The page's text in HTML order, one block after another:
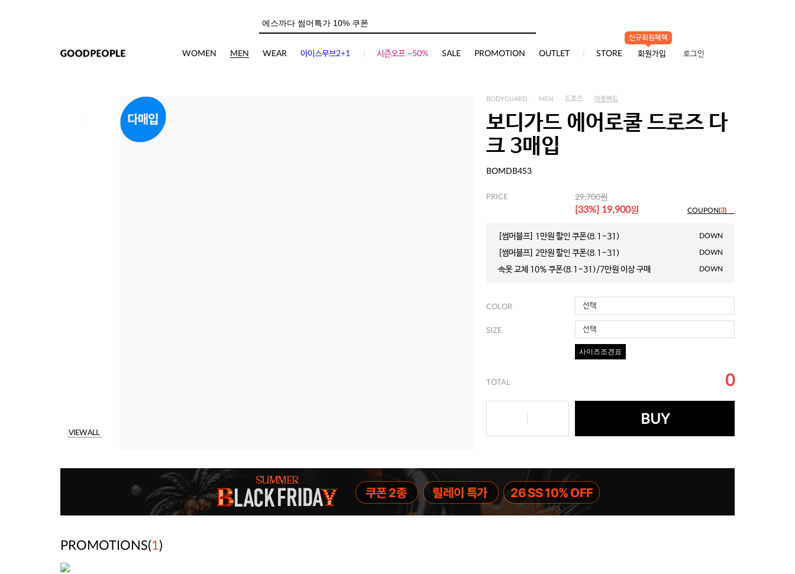
WOMEN MEN WEAR 아이스무브2+1 시즌오프 ~50% SALE PROMOTION OUTLET STORE
신규회원혜택
회원가입 로그인
VIEW ALL
BODYGUARD. MEN 드로즈 아웃밴드
보디가드 에어로쿨 드로즈 다
크 3매입
BOMDB4S3
PRICE 29,700원
[33%] 19,900원 COUPON(3)
[썸머블프] 1만원 할인 쿠폰(8.1~31) DOWN
[썸머블프] 2만원 할인 쿠폰(8.1~31) DOWN
속옷 교체 10% 쿠폰(8.1~31)/7만원 이상 구매 DOWN
COLOR 선택
SIZE 선택
사이즈조견표
TOTAL 0
BUY
PROMOTIONS(1)
사이즈